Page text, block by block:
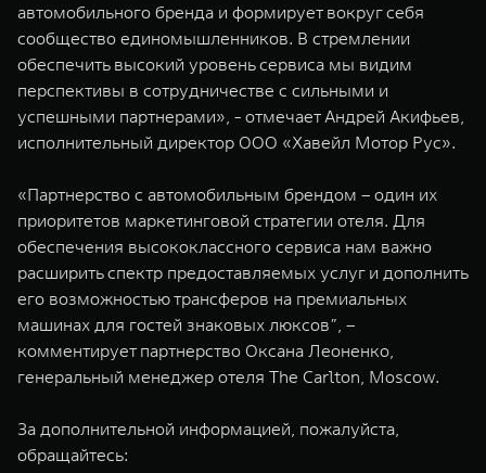
автомобильного бренда и формирует вокруг себя
сообщество единомышленников. В стремлении
обеспечить высокий уровень сервиса мы видим
перспективы в сотрудничестве с сильными и
успешными партнерами», - отмечает Андрей Акифьев,
исполнительный директор ООО «Хавейл Мотор Рус».
«Партнерство с автомобильным брендом – один их
приоритетов маркетинговой стратегии отеля. Для
обеспечения высококлассного сервиса нам важно
расширить спектр предоставляемых услуг и дополнить
его возможностью трансферов на премиальных
машинах для гостей знаковых люксов”, –
комментирует партнерство Оксана Леоненко,
генеральный менеджер отеля The Carlton, Moscow.
За дополнительной информацией, пожалуйста,
обращайтесь: